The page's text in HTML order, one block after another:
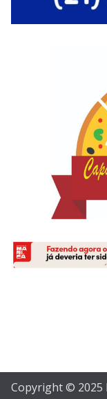
Copyright © 2025